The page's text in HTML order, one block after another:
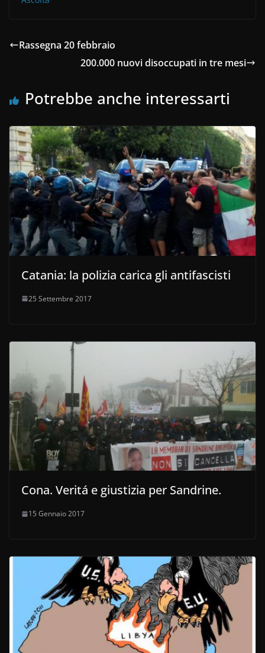
Rassegna 20 febbraio
200.000 nuovi disoccupati in tre mesi
Potrebbe anche interessarti
Catania: la polizia carica gli antifascisti
25 Settembre 2017
Cona. Veritá e giustizia per Sandrine.
15 Gennaio 2017